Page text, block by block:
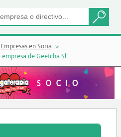
Empresas en Soria
de Geetcha Sl